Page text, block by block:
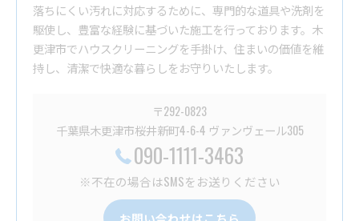
落ちにくい汚れに対応するために、専門的な道具や洗剤を
駆使し、豊富な経験に基づいた施工を行っております。木
更津市でハウスクリーニングを手掛け、住まいの価値を維
持し、清潔で快適な暮らしをお守りいたします。
〒292-0823
千葉県木更津市桜井新町4-6-4 ヴァンヴェール305
090-1111-3463
※不在の場合はSMSをお送りください